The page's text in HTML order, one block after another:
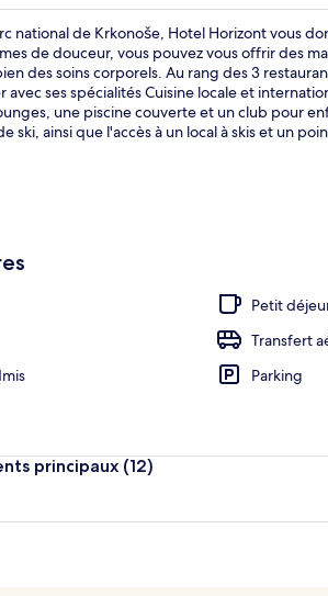
national de Krkonoše, Hotel Horizont vous
de douceur, vous pouvez vous offrir des
des soins corporels. Au rang des 3
ses spécialités Cuisine locale et
une piscine couverte et un club pour
ski, ainsi que l'accès à un local à skis et un
Petit
Transfert
Parking
principaux (12)